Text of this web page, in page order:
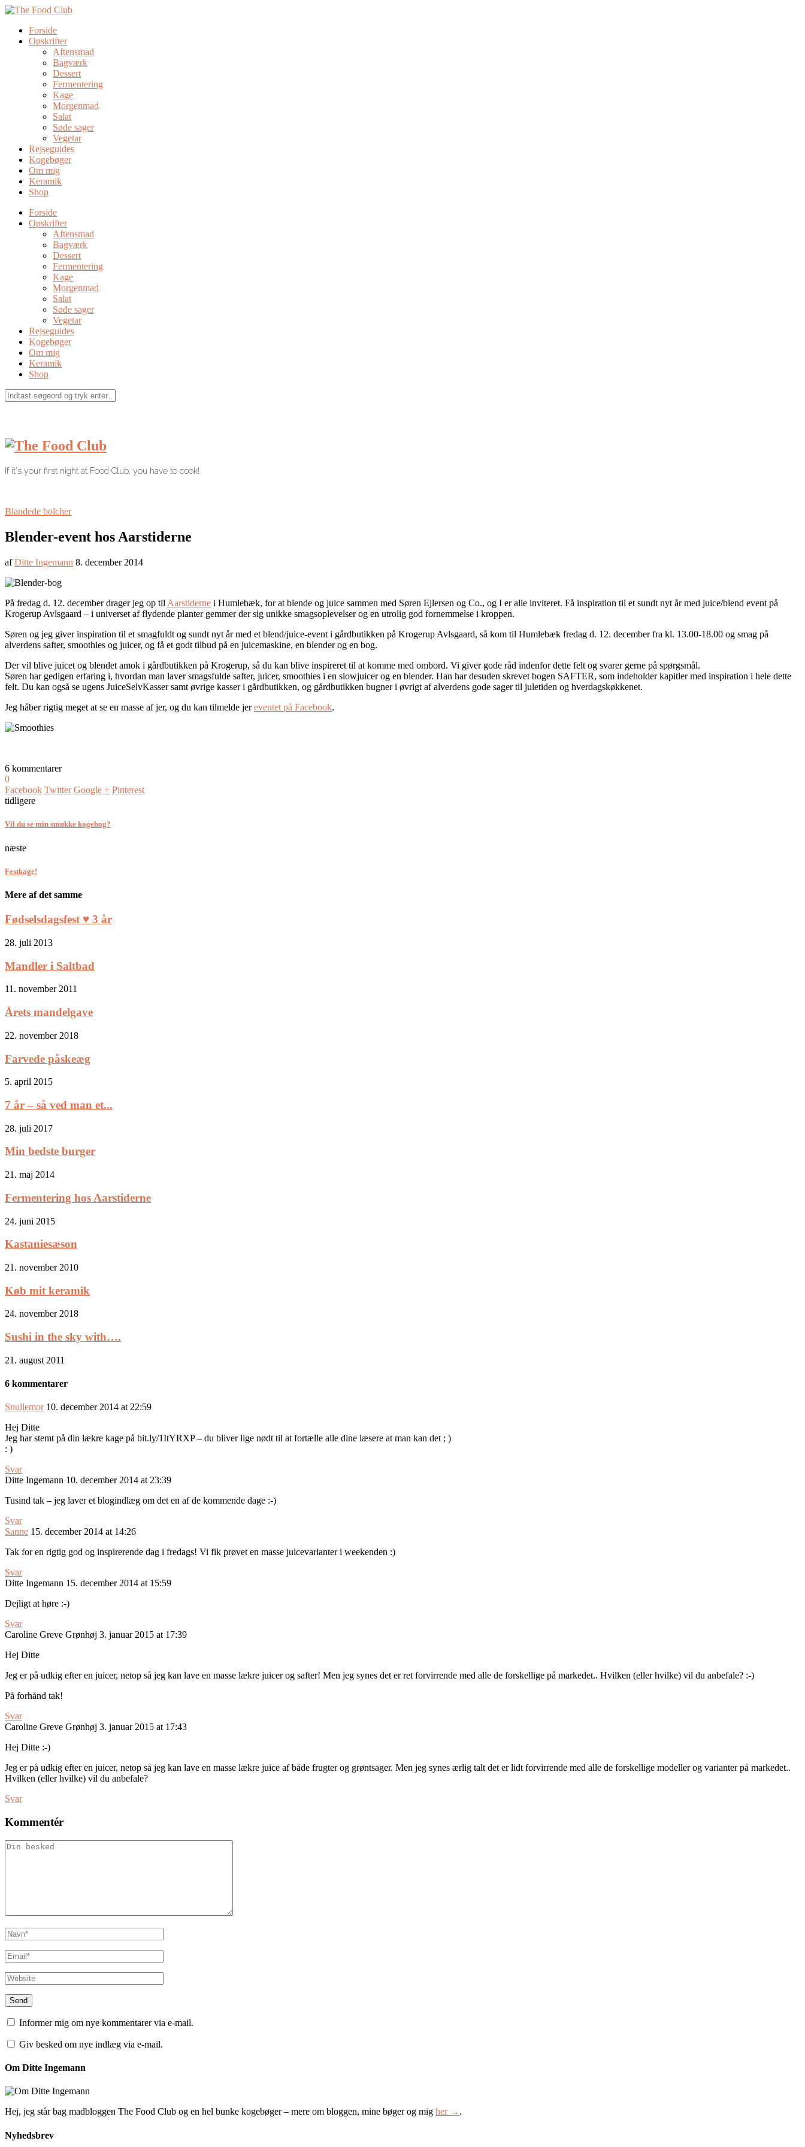
Forside
Opskrifter
Aftensmad
Bagværk
Dessert
Fermentering
Kage
Morgenmad
Salat
Søde sager
Vegetar
Rejseguides
Kogebøger
Om mig
Keramik
Shop
Forside
Opskrifter
Aftensmad
Bagværk
Dessert
Fermentering
Kage
Morgenmad
Salat
Søde sager
Vegetar
Rejseguides
Kogebøger
Om mig
Keramik
Shop
If it's your first night at Food Club, you have to cook!
Blandede bolcher
Blender-event hos Aarstiderne
afDitte Ingemann 8. december 2014
På fredag d. 12. december drager jeg op til Aarstiderne i Humlebæk, for at blende og juice sammen med Søren Ejlersen og Co., og I er alle inviteret. Få inspiration til et sundt nyt år med juice/blend event på
Krogerup Avlsgaard – i universet af flydende planter gemmer der sig unikke smagsoplevelser og en utrolig god fornemmelse i kroppen.
Søren og jeg giver inspiration til et smagfuldt og sundt nyt år med et blend/juice-event i gårdbutikken på Krogerup Avlsgaard, så kom til Humlebæk fredag d. 12. december fra kl. 13.00-18.00 og smag på
alverdens safter, smoothies og juicer, og få et godt tilbud på en juicemaskine, en blender og en bog.
Der vil blive juicet og blendet amok i gårdbutikken på Krogerup, så du kan blive inspireret til at komme med ombord. Vi giver gode råd indenfor dette felt og svarer gerne på spørgsmål.
Søren har gedigen erfaring i, hvordan man laver smagsfulde safter, juicer, smoothies i en slowjuicer og en blender. Han har desuden skrevet bogen SAFTER, som indeholder kapitler med inspiration i hele dette
felt. Du kan også se ugens JuiceSelvKasser samt øvrige kasser i gårdbutikken, og gårdbutikken bugner i øvrigt af alverdens gode sager til juletiden og hverdagskøkkenet.
Jeg håber rigtig meget at se en masse af jer, og du kan tilmelde jereventet på Facebook.
6 kommentarer
0
Facebook Twitter Google + Pinterest
tidligere
Vil du se min smukke kogebog?
næste
Festkage!
Mere af det samme
Fødselsdagsfest ♥ 3 år
28. juli 2013
Mandler i Saltbad
11. november 2011
Årets mandelgave
22. november 2018
Farvede påskeæg
5. april 2015
7 år – så ved man et...
28. juli 2017
Min bedste burger
21. maj 2014
Fermentering hos Aarstiderne
24. juni 2015
Kastaniesæson
21. november 2010
Køb mit keramik
24. november 2018
Sushi in the sky with….
21. august 2011
6 kommentarer
Snullemor 10. december 2014 at 22:59
Hej Ditte
Jeg har stemt på din lækre kage på bit.ly/1ItYRXP – du bliver lige nødt til at fortælle alle dine læsere at man kan det ; )
: )
Svar
Ditte Ingemann 10. december 2014 at 23:39
Tusind tak – jeg laver et blogindlæg om det en af de kommende dage :-)
Svar
Sanne 15. december 2014 at 14:26
Tak for en rigtig god og inspirerende dag i fredags! Vi fik prøvet en masse juicevarianter i weekenden :)
Svar
Ditte Ingemann 15. december 2014 at 15:59
Dejligt at høre :-)
Svar
Caroline Greve Grønhøj 3. januar 2015 at 17:39
Hej Ditte
Jeg er på udkig efter en juicer, netop så jeg kan lave en masse lækre juicer og safter! Men jeg synes det er ret forvirrende med alle de forskellige på markedet.. Hvilken (eller hvilke) vil du anbefale? :-)
På forhånd tak!
Svar
Caroline Greve Grønhøj 3. januar 2015 at 17:43
Hej Ditte :-)
Jeg er på udkig efter en juicer, netop så jeg kan lave en masse lækre juice af både frugter og grøntsager. Men jeg synes ærlig talt det er lidt forvirrende med alle de forskellige modeller og varianter på markedet..
Hvilken (eller hvilke) vil du anbefale?
Svar
Kommentér
Informer mig om nye kommentarer via e-mail.
Giv besked om nye indlæg via e-mail.
Om Ditte Ingemann
Hej, jeg står bag madbloggen The Food Club og en hel bunke kogebøger – mere om bloggen, mine bøger og mig her → .
Nyhedsbrev